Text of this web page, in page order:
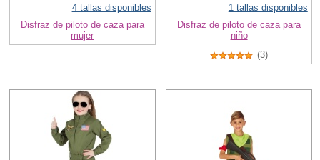
4 tallas disponibles
Disfraz de piloto de caza para
mujer
1 tallas disponibles
Disfraz de piloto de caza para
niño
(3)